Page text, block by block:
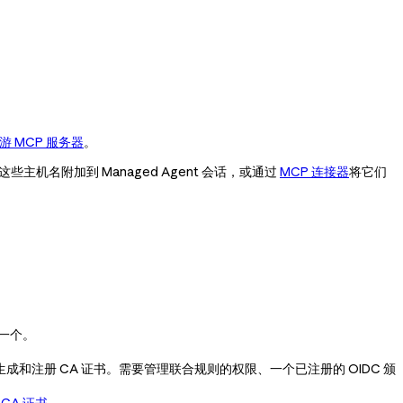
MCP 服务器。
些主机名附加到 Managed Agent 会话，或通过 MCP 连接器将它们
。
和注册 CA 证书。需要管理联合规则的权限、一个已注册的 OIDC 颁